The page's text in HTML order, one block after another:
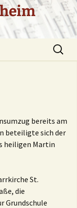
Suchen
nach:
bereits am
beteiligte sich der
heiligen Martin
St.
die
Grundschule